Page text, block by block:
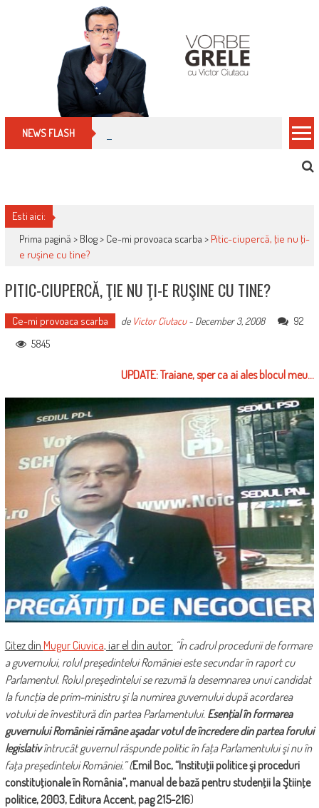
NEWS FLASH Cum îți schimbi, rapid, gratuit și eficient,
Esti aici:
Prima pagină > Blog> Ce-mi provoaca scarba > Pitic-ciupercă, ţie nu ţi-
e ruşine cu tine?
PITIC-CIUPERCĂ, ŢIE NU ŢI-E RUŞINE CU TINE?
Ce-mi provoaca scarba de Victor Ciutacu- December 3, 2008
92
5845
UPDATE: Traiane, sper ca ai ales blocul meu…
Citez din Mugur Ciuvica, iar el din autor: “În cadrul procedurii de formare
a guvernului, rolul preşedintelui României este secundar în raport cu
Parlamentul. Rolul preşedintelui se rezumă la desemnarea unui candidat
la funcţia de prim-ministru şi la numirea guvernului după acordarea
votului de învestitură din partea Parlamentului. Esenţial în formarea
guvernului României rămâne aşadar votul de încredere din partea forului
legislativîntrucât guvernul răspunde politic în faţa Parlamentului şi nu în
faţa preşedintelui României.” (Emil Boc, “Instituţii politice şi proceduri
constituţionale în România”, manual de bază pentru studenţii la Ştiinţe
politice, 2003, Editura Accent, pag 215-216)